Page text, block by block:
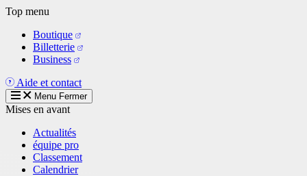
Aller
contenu
principal
Top menu
Boutique
Billetterie
Business
Aide et contact
Menu Fermer
Mises en avant
Actualités
équipe pro
Classement
Calendrier